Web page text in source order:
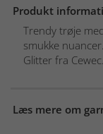
Produkt
Trendy trøje
smukke nuancer.
Glitter fra
Læs mere om